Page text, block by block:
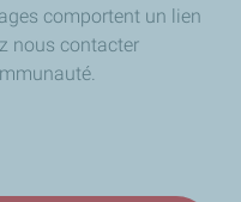
comportent un lien
nous contacter